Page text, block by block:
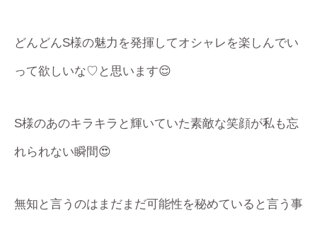
どんどんS様の魅力を発揮してオシャレを楽しんでい
って欲しいな♡と思います😌
S様のあのキラキラと輝いていた素敵な笑顔が私も忘
れられない瞬間😍
無知と言うのはまだまだ可能性を秘めていると言う事